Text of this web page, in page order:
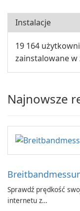
Instalacje
19 164
zainstalowane w
Najnowsze
Sprawdź prędkość
internetu z